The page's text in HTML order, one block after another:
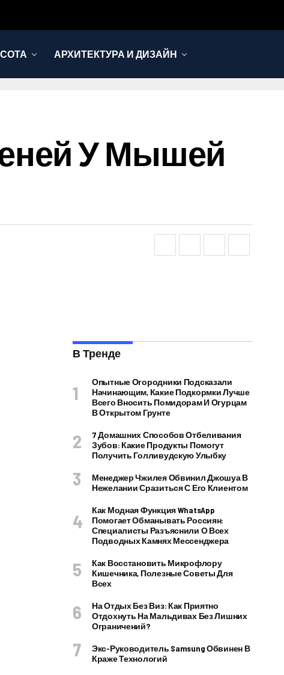
АРХИТЕКТУРА И ДИЗАЙН
У Мышей
В Тренде
Опытные Огородники Подсказали
Начинающим, Какие Подкормки Лучше
Всего Вносить Помидорам И Огурцам
В Открытом Грунте
7 Домашних Способов Отбеливания
Зубов: Какие Продукты Помогут
Получить Голливудскую Улыбку
Менеджер Чжилея Обвинил Джошуа В
Нежелании Сразиться С Его Клиентом
Как Модная Функция WhatsApp
Помогает Обманывать Россиян:
Специалисты Разъяснили О Всех
Подводных Камнях Мессенджера
Как Восстановить Микрофлору
Кишечника, Полезные Советы Для
Всех
На Отдых Без Виз: Как Приятно
Отдохнуть На Мальдивах Без Лишних
Ограничений?
Экс-Руководитель Samsung Обвинен В
Краже Технологий